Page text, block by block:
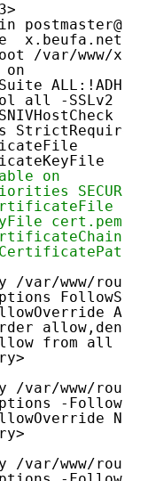
x.beufa.net
/var/www/x
on
all -SSLv2
on
StrictRequire
on
cert.pem
/
/var/www/
All
allow,deny
from all
>
/var/www/
-
None
>
/var/www/